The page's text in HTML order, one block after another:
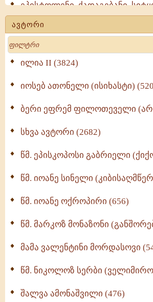
ეპისტოლენი, ქადაგებანი,
(723)
მოძღვრის ძალზე სასარგებლო
მრევლისათვის (545)
Wisdomge (514)
ქადაგებანი გაბრიელ
სულიერი ცხოვრების
ნაწილი II (369)
ავტორი
Search
ილია II (3824)
იოსებ ათონელი (ისიხასტი)
ბერი ეფრემ ფილოთეველი
სხვა ავტორი (2682)
წმ. ეპისკოპოსი გაბრიელი
წმ. იოანე სინელი
წმ. იოანე ოქროპირი (656)
წმ. მარკოზ მონაზონი
მამა ვალენტინი მორდასოვი
წმ. ნიკოლოზ სერბი
შალვა ამონაშვილი (476)